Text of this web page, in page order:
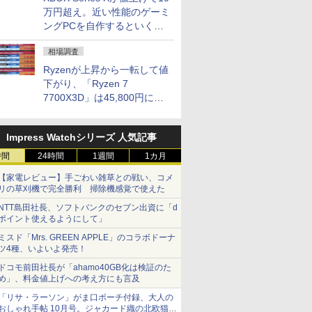
万円超え。近い性能のゲーミ
ングPCを自作するといくら
になる？
相場調査
Ryzenが上昇から一転して値
下がり、「Ryzen 7
7700X3D」は45,800円に急
との価格逆転解消 [8月前半の
CPU価格]
Impress Watchシリーズ 人気記事
24時間 1週間 1カ月
家電レビュー】手ごわい雑草との戦い、コメ
の草刈機で完全勝利 掃除機感覚で使えた
島田社長、ソフトバンクのセブン出資に「d
イント使えるようにして」
スド「Mrs. GREEN APPLE」のコラボドーナ
4種、いよいよ発売！
コモ前田社長が「ahamo40GB化は検証のた
」、料金値上げへの考え方にも言及
リサ・ラーソン」がま口ポーチ付録、大人の
しゃれ手帖 10月号。ジャカード織の北欧猫デ